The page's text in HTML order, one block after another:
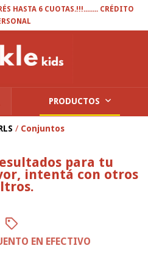
HASTA 6 CUOTAS.!!!........ CRÉDITO
PRODUCTOS
/ Conjuntos
para tu
intentá con otros
EN EFECTIVO